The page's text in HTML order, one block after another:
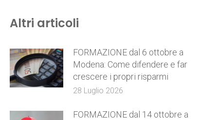
Altri articoli
FORMAZIONE dal 6 ottobre a
Modena: Come difendere e far
crescere i propri risparmi
28 Luglio 2026
FORMAZIONE dal 14 ottobre a